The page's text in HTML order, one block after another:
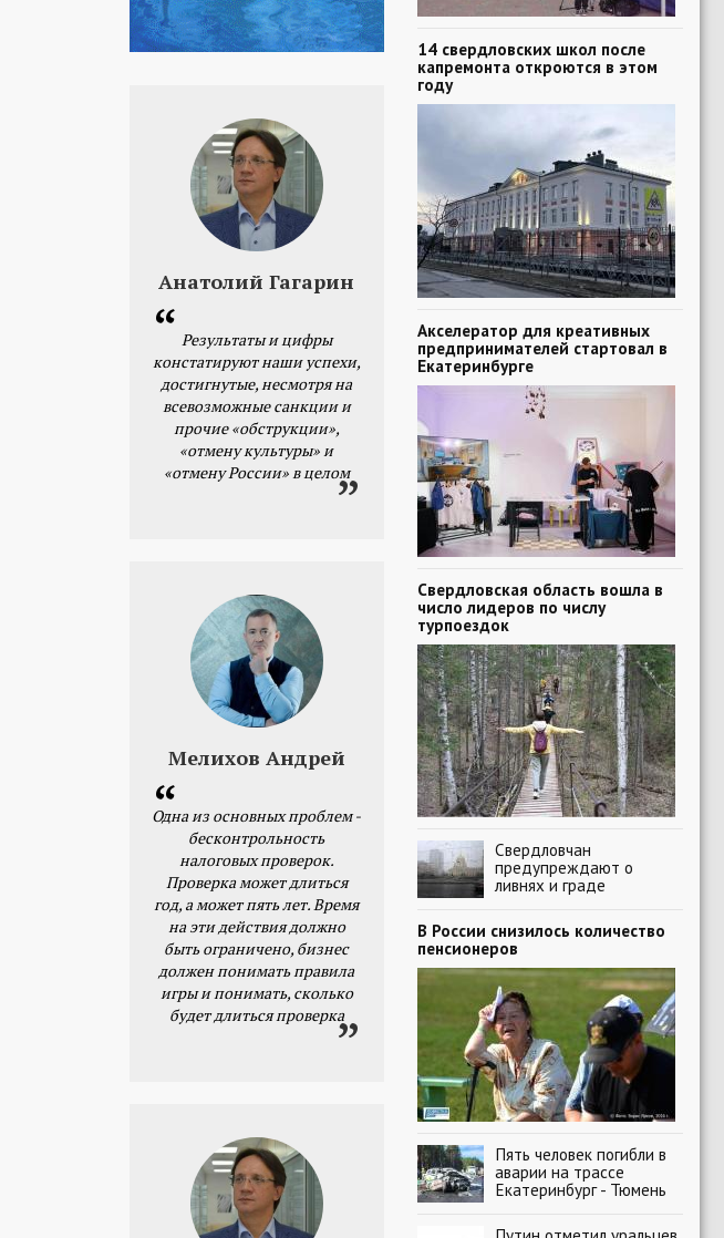
Анатолий Гагарин
Результаты и цифры
констатируют наши успехи,
достигнутые, несмотря на
всевозможные санкции и
прочие «обструкции»,
«отмену культуры» и
«отмену России» в целом
Мелихов Андрей
Одна из основных проблем -
бесконтрольность
налоговых проверок.
Проверка может длиться
год, а может пять лет. Время
на эти действия должно
быть ограничено, бизнес
должен понимать правила
игры и понимать, сколько
будет длиться проверка
14 свердловских школ после
капремонта откроются в этом
году
Акселератор для креативных
предпринимателей стартовал в
Екатеринбурге
Свердловская область вошла в
число лидеров по числу
турпоездок
Свердловчан
предупреждают о
ливнях и граде
В России снизилось количество
пенсионеров
Пять человек погибли в
аварии на трассе
Екатеринбург - Тюмень